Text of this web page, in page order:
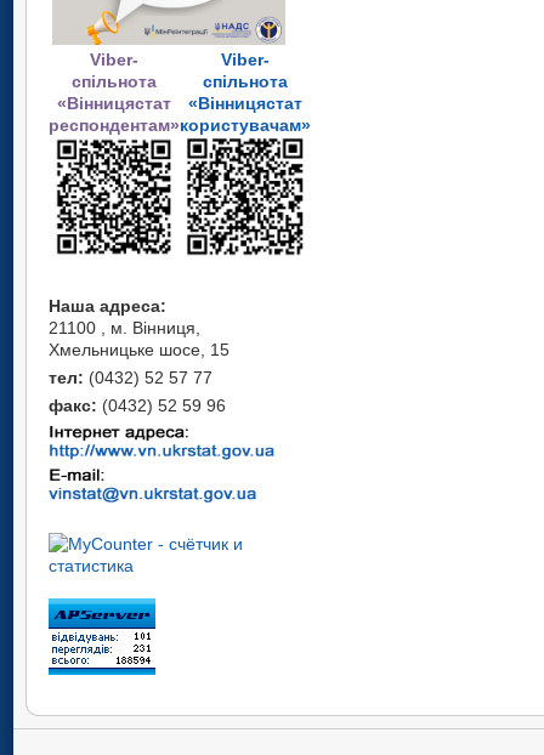
Viber-
спільнота
«Вінницястат
респондентам»
Viber-
спільнота
«Вінницястат
користувачам»
Наша адреса:
21100 , м. Вінниця,
Хмельницьке шосе, 15
тел: (0432) 52 57 77
факс: (0432) 52 59 96